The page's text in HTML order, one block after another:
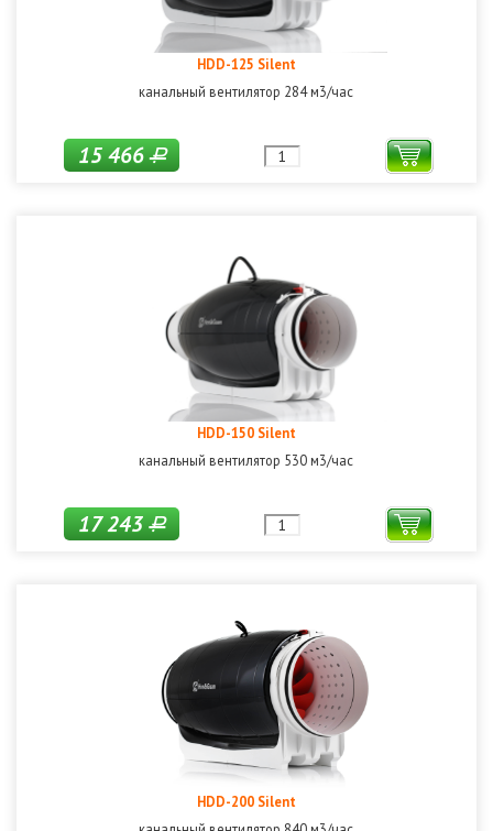
HDD-125 Silent
канальный вентилятор 284 м3/час
15 466Р
HDD-150 Silent
канальный вентилятор 530 м3/час
17 243Р
HDD-200 Silent